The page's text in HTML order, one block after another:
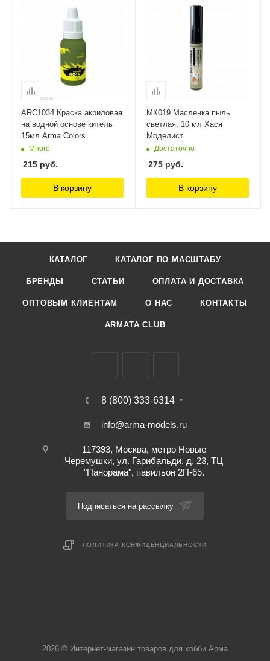
ARC1034 Краска акриловая
на водной основе китель
15мл Arma Colors
Много
215 руб.
В корзину
МК019 Масленка пыль
светлая, 10 мл Хася
Моделист
Достаточно
275 руб.
В корзину
КАТАЛОГ КАТАЛОГ ПО МАСШТАБУ
БРЕНДЫ СТАТЬИ ОПЛАТА И ДОСТАВКА
ОПТОВЫМ КЛИЕНТАМ О НАС КОНТАКТЫ
ARMATA CLUB
8 (800) 333-6314
info@arma-models.ru
117393, Москва, метро Новые
Черемушки, ул. Гарибальди, д. 23, ТЦ
"Панорама", павильон 2П-65.
Подписаться на рассылку
ПОЛИТИКА КОНФИДЕНЦИАЛЬНОСТИ
2026 © Интернет-магазин товаров для хобби Арма